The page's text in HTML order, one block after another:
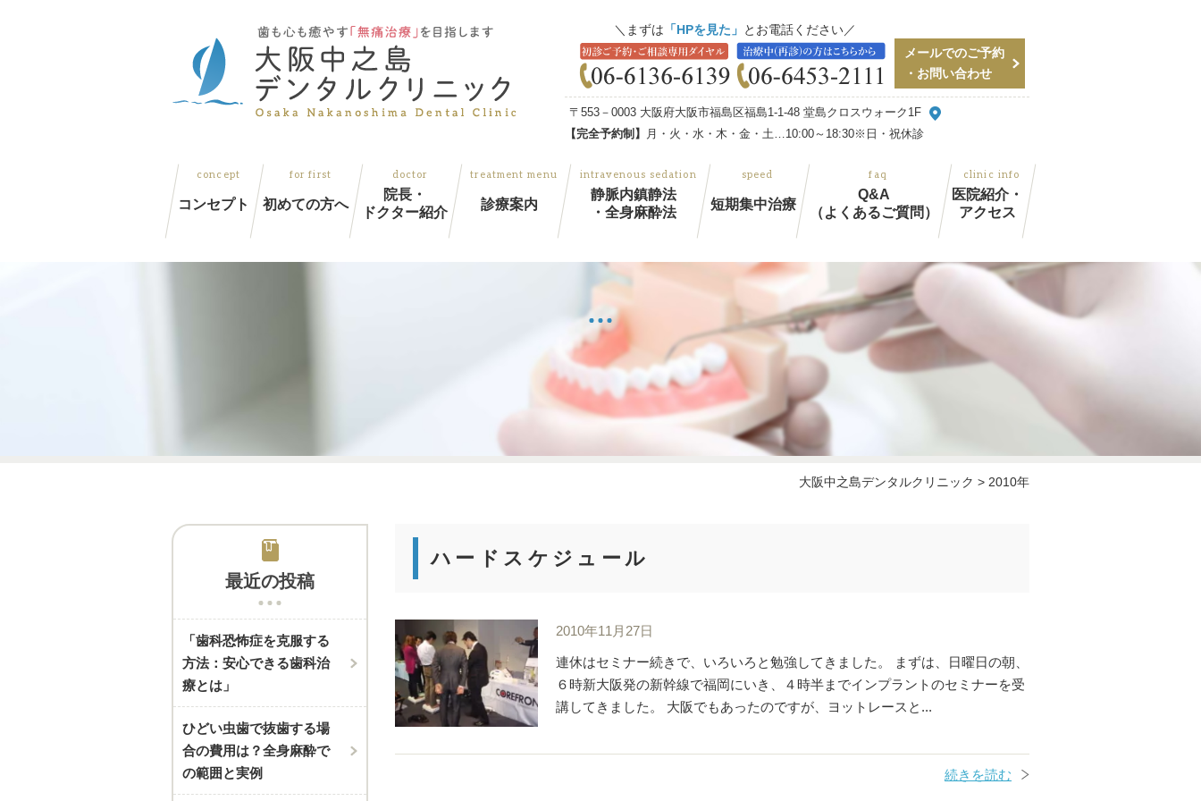
まずは 「HPを見た」 とお電話ください
メールでのご予約
・お問い合わせ
〒553－0003 大阪府大阪市福島区福島1-1-48 堂島クロスウォーク1F
【完全予約制】
月・火・水・木・金・土…10:00～18:30※日・祝休診
コンセプト 初めての方へ
院長・
ドクター紹介
診療案内
静脈内鎮静法
・全身麻酔法
短期集中治療
Q&A
（よくあるご質問）
医院紹介・
アクセス
大阪中之島デンタルクリニック > 2010年
ハードスケジュール
2010年11月27日
連休はセミナー続きで、いろいろと勉強してきました。 まずは、日曜日の朝、
６時新大阪発の新幹線で福岡にいき、４時半までインプラントのセミナーを受
講してきました。 大阪でもあったのですが、ヨットレースと...
続きを読む
最近の投稿
「歯科恐怖症を克服する
方法：安心できる歯科治
療とは」
ひどい虫歯で抜歯する場
合の費用は？全身麻酔で
の範囲と実例